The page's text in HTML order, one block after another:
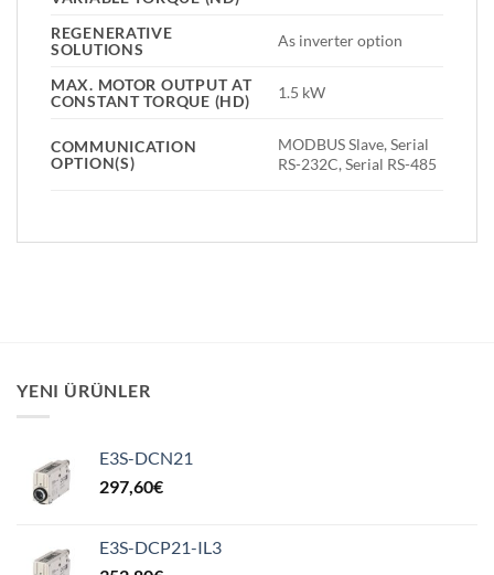
REGENERATIVE
SOLUTIONS
As inverter option
MAX. MOTOR OUTPUT AT
CONSTANT TORQUE (HD)
1.5 kW
COMMUNICATION
OPTION(S)
MODBUS Slave, Serial
RS-232C, Serial RS-485
YENI ÜRÜNLER
E3S-DCN21
297,60€
E3S-DCP21-IL3